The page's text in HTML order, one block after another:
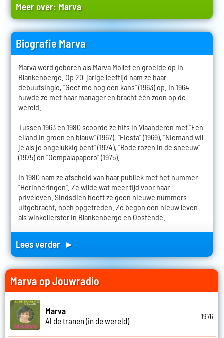
Meer over: Marva
Biografie Marva
Marva werd geboren als Marva Mollet en groeide op in
Blankenberge. Op 20-jarige leeftijd nam ze haar
debuutsingle, "Geef me nog een kans" (1963) op. In 1964
huwde ze met haar manager en bracht één zoon op de
wereld.
Tussen 1963 en 1980 scoorde ze hits in Vlaanderen met "Een
eiland in groen en blauw" (1967), "Fiesta" (1969), "Niemand wil
je als je ongelukkig bent" (1974), "Rode rozen in de sneeuw"
(1975) en "Oempalapapero" (1975).
In 1980 nam ze afscheid van haar publiek met het nummer
"Herinneringen". Ze wilde wat meer tijd voor haar
privéleven. Sindsdien heeft ze geen nieuwe nummers
uitgebracht, noch opgetreden. Ze begon een nieuw leven
als winkelierster in Blankenberge en Oostende.
Lees verder ►
Marva op Jouwradio
Marva
Al de tranen (in de wereld)
1976